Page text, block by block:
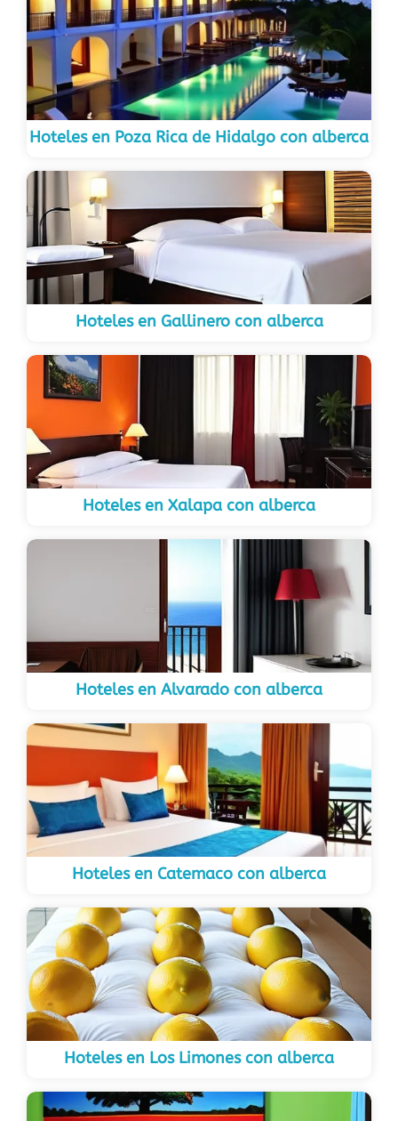
Hoteles en Poza Rica de Hidalgo con alberca
Hoteles en Gallinero con alberca
Hoteles en Xalapa con alberca
Hoteles en Alvarado con alberca
Hoteles en Catemaco con alberca
Hoteles en Los Limones con alberca